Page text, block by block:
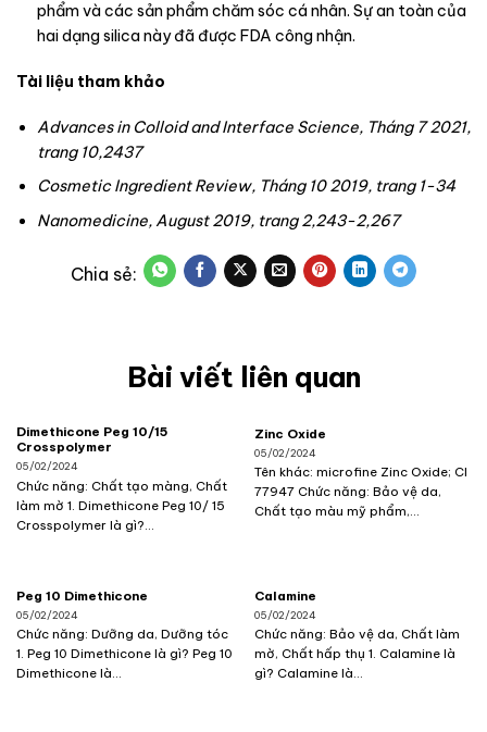
phẩm và các sản phẩm chăm sóc cá nhân. Sự an toàn của
hai dạng silica này đã được FDA công nhận.
Tài liệu tham khảo
Advances in Colloid and Interface Science, Tháng 7 2021,
trang 10,2437
Cosmetic Ingredient Review, Tháng 10 2019, trang 1-34
Nanomedicine, August 2019, trang 2,243-2,267
Bài viết liên quan
Dimethicone Peg 10/15
Crosspolymer
05/02/2024
Chức năng: Chất tạo màng, Chất
làm mờ 1. Dimethicone Peg 10/ 15
Crosspolymer là gì?...
Zinc Oxide
05/02/2024
Tên khác: microfine Zinc Oxide; CI
77947 Chức năng: Bảo vệ da,
Chất tạo màu mỹ phẩm,...
Peg 10 Dimethicone
05/02/2024
Chức năng: Dưỡng da, Dưỡng tóc
1. Peg 10 Dimethicone là gì? Peg 10
Dimethicone là...
Calamine
05/02/2024
Chức năng: Bảo vệ da, Chất làm
mờ, Chất hấp thụ 1. Calamine là
gì? Calamine là...